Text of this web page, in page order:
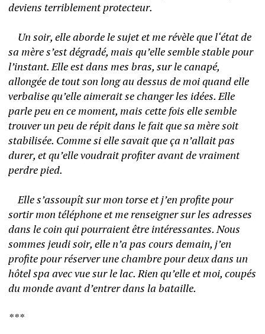
	Un soir, elle aborde le sujet et me révèle que l‘état de
sa mère s’est dégradé, mais qu’elle semble stable pour
l’instant. Elle est dans mes bras, sur le canapé,
allongée de tout son long au dessus de moi quand elle
verbalise qu’elle aimerait se changer les idées. Elle
parle peu en ce moment, mais cette fois elle semble
trouver un peu de répit dans le fait que sa mère soit
stabilisée. Comme si elle savait que ça n’allait pas
durer, et qu’elle voudrait profiter avant de vraiment
	Elle s’assoupît sur mon torse et j’en profite pour
sortir mon téléphone et me renseigner sur les adresses
dans le coin qui pourraient être intéressantes. Nous
sommes jeudi soir, elle n’a pas cours demain, j’en
profite pour réserver une chambre pour deux dans un
hôtel spa avec vue sur le lac. Rien qu’elle et moi, coupés
***